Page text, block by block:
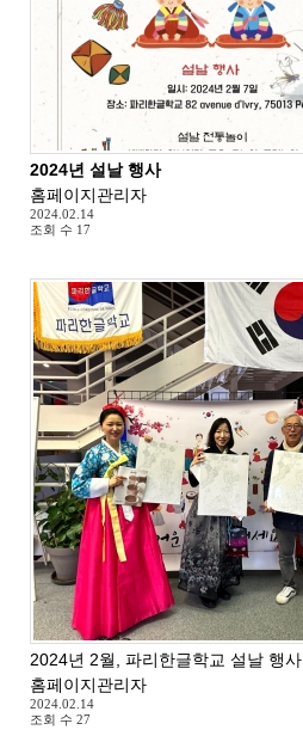
2024년 설날 행사
홈페이지관리자
2024.02.14
조회 수 17
2024년 2월, 파리한글학교 설날 행사
홈페이지관리자
2024.02.14
조회 수 27